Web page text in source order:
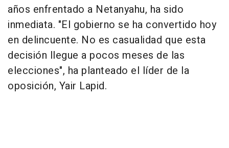
años enfrentado a Netanyahu, ha sido
inmediata. "El gobierno se ha convertido hoy
en delincuente. No es casualidad que esta
decisión llegue a pocos meses de las
elecciones", ha planteado el líder de la
oposición, Yair Lapid.